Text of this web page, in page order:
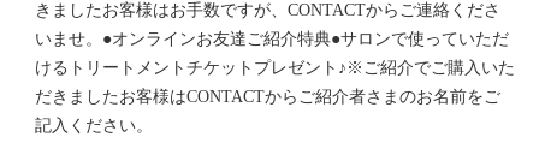
きましたお客様はお手数ですが、CONTACTからご連絡くださ
いませ。●オンラインお友達ご紹介特典●サロンで使っていただ
けるトリートメントチケットプレゼント♪※ご紹介でご購入いた
だきましたお客様はCONTACTからご紹介者さまのお名前をご
記入ください。